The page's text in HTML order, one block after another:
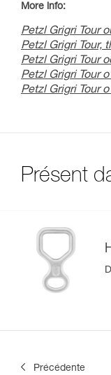
More info:
Petzl Grigri Tour
Petzl Grigri Tour,
Petzl Grigri Tour
Petzl Grigri Tour
Petzl Grigri Tour
Présent
Précédente